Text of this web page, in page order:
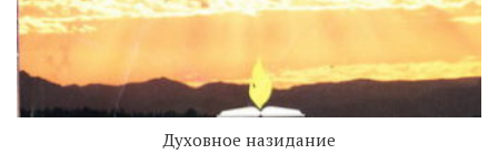
Духовное назидание